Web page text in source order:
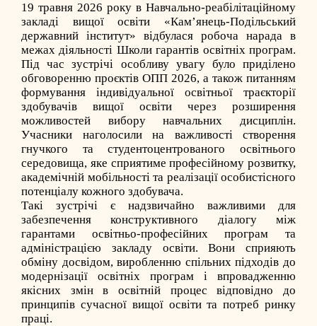
19 травня 2026 року в Навчально-реабілітаційному
закладі вищої освіти «Кам’янець-Подільський
державний інститут» відбулася робоча нарада в
межах діяльності Школи гарантів освітніх програм.
Під час зустрічі особливу увагу було приділено
обговоренню проєктів ОПП 2026, а також питанням
формування індивідуальної освітньої траєкторії
здобувачів вищої освіти через розширення
можливостей вибору навчальних дисциплін.
Учасники наголосили на важливості створення
гнучкого та студентоцентрованого освітнього
середовища, яке сприятиме професійному розвитку,
академічній мобільності та реалізації особистісного
потенціалу кожного здобувача.
Такі зустрічі є надзвичайно важливими для
забезпечення конструктивного діалогу між
гарантами освітньо-професійних програм та
адміністрацією закладу освіти. Вони сприяють
обміну досвідом, виробленню спільних підходів до
модернізації освітніх програм і впровадженню
якісних змін в освітній процес відповідно до
принципів сучасної вищої освіти та потреб ринку
праці.